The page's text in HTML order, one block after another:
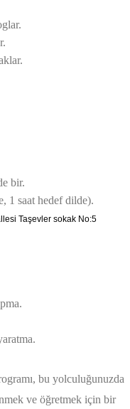
bir.
1 saat hedef dilde).
Taşevler sokak No:5
bu yolculuğunuzda
ve öğretmek için bir